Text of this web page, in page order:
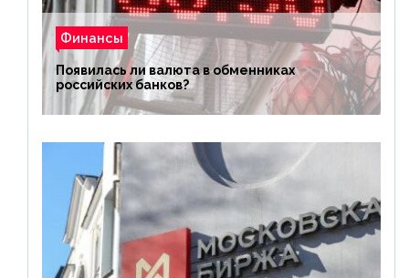
Финансы
Появилась ли валюта в обменниках
российских банков?